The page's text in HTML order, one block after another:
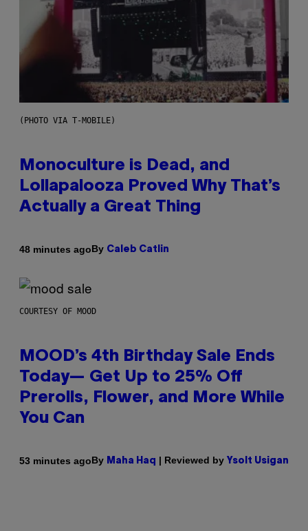
(PHOTO VIA T-MOBILE)
Monoculture is Dead, and
Lollapalooza Proved Why That’s
Actually a Great Thing
48 minutes agoBy Caleb Catlin
COURTESY OF MOOD
MOOD’s 4th Birthday Sale Ends
Today— Get Up to 25% Off
Prerolls, Flower, and More While
You Can
53 minutes agoBy Maha Haq | Reviewed by Ysolt Usigan